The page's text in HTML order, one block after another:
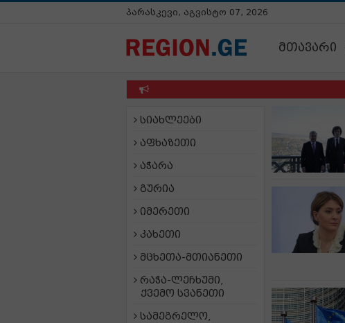
პარასკევი, აგვისტო 07, 2026
მთავარი
სიახლეები
აფხაზეთი
აჭარა
გურია
იმერეთი
კახეთი
მცხეთა-მთიანეთი
რაჭა-ლეჩხუმი,
ქვემო სვანეთი
სამეგრელო,